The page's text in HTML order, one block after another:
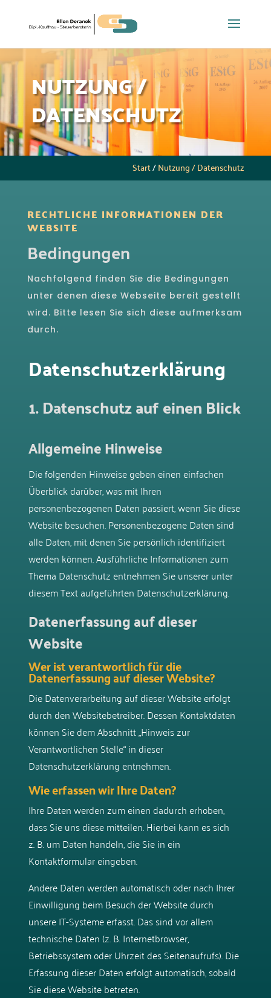
NUTZUNG /
DATENSCHUTZ
Start/Nutzung / Datenschutz
RECHTLICHE INFORMATIONEN DER
WEBSITE
Bedingungen
Nachfolgend finden Sie die Bedingungen
unter denen diese Webseite bereit gestellt
wird. Bitte lesen Sie sich diese aufmerksam
durch.
Datenschutz­erklärung
1. Datenschutz auf einen Blick
Allgemeine Hinweise
Die folgenden Hinweise geben einen einfachen
Überblick darüber, was mit Ihren
personenbezogenen Daten passiert, wenn Sie diese
Website besuchen. Personenbezogene Daten sind
alle Daten, mit denen Sie persönlich identifiziert
werden können. Ausführliche Informationen zum
Thema Datenschutz entnehmen Sie unserer unter
diesem Text aufgeführten Datenschutzerklärung.
Datenerfassung auf dieser
Website
Wer ist verantwortlich für die
Datenerfassung auf dieser Website?
Die Datenverarbeitung auf dieser Website erfolgt
durch den Websitebetreiber. Dessen Kontaktdaten
können Sie dem Abschnitt „Hinweis zur
Verantwortlichen Stelle“ in dieser
Datenschutzerklärung entnehmen.
Wie erfassen wir Ihre Daten?
Ihre Daten werden zum einen dadurch erhoben,
dass Sie uns diese mitteilen. Hierbei kann es sich
z. B. um Daten handeln, die Sie in ein
Kontaktformular eingeben.
Andere Daten werden automatisch oder nach Ihrer
Einwilligung beim Besuch der Website durch
unsere IT-Systeme erfasst. Das sind vor allem
technische Daten (z. B. Internetbrowser,
Betriebssystem oder Uhrzeit des Seitenaufrufs). Die
Erfassung dieser Daten erfolgt automatisch, sobald
Sie diese Website betreten.